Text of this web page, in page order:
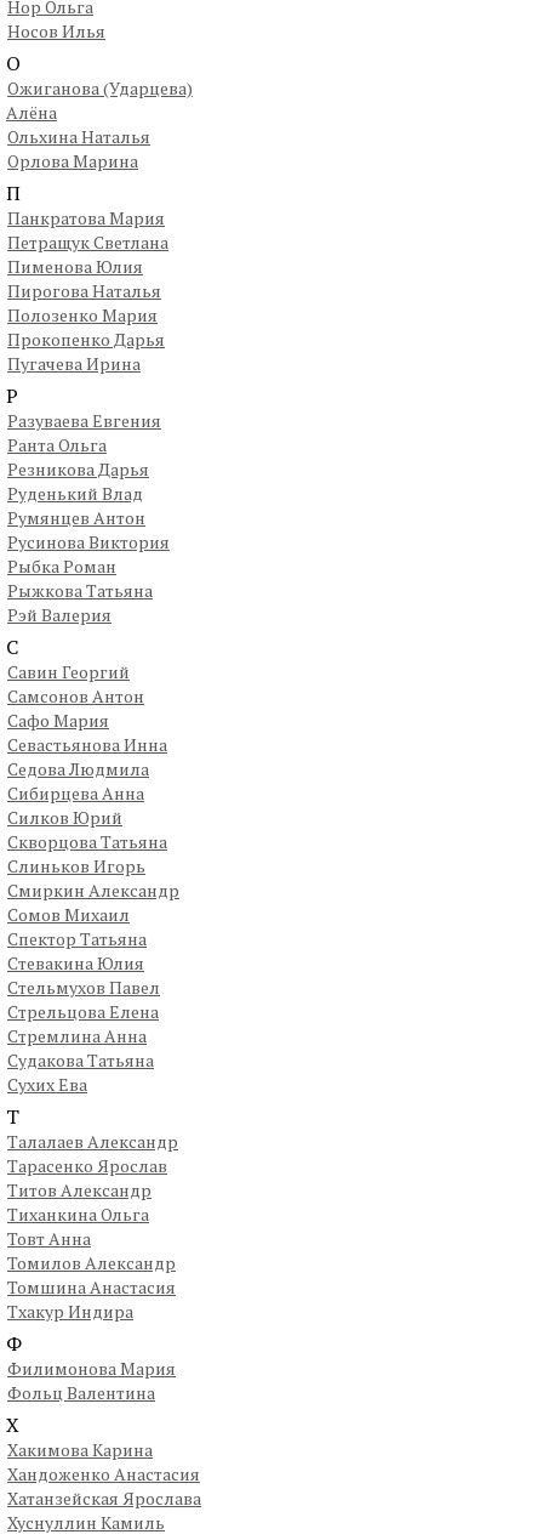
Нор Ольга
Носов Илья
О
Ожиганова (Ударцева)
Алёна
Ольхина Наталья
Орлова Марина
П
Панкратова Мария
Петращук Светлана
Пименова Юлия
Пирогова Наталья
Полозенко Мария
Прокопенко Дарья
Пугачева Ирина
Р
Разуваева Евгения
Ранта Ольга
Резникова Дарья
Руденький Влад
Румянцев Антон
Русинова Виктория
Рыбка Роман
Рыжкова Татьяна
Рэй Валерия
С
Савин Георгий
Самсонов Антон
Сафо Мария
Севастьянова Инна
Седова Людмила
Сибирцева Анна
Силков Юрий
Скворцова Татьяна
Слиньков Игорь
Смиркин Александр
Сомов Михаил
Спектор Татьяна
Стевакина Юлия
Стельмухов Павел
Стрельцова Елена
Стремлина Анна
Судакова Татьяна
Сухих Ева
Т
Талалаев Александр
Тарасенко Ярослав
Титов Александр
Тиханкина Ольга
Товт Анна
Томилов Александр
Томшина Анастасия
Тхакур Индира
Ф
Филимонова Мария
Фольц Валентина
Х
Хакимова Карина
Хандоженко Анастасия
Хатанзейская Ярослава
Хуснуллин Камиль